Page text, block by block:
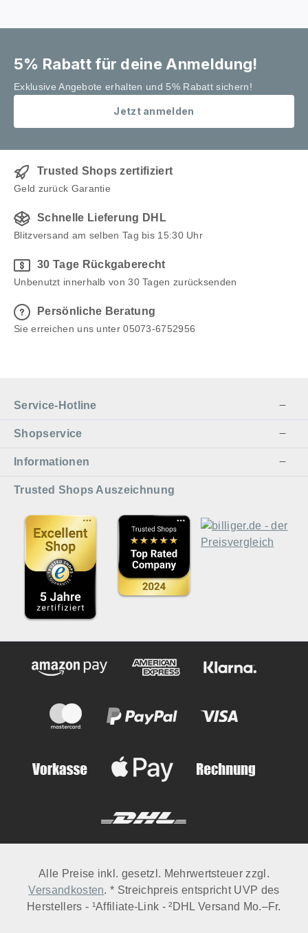
5% Rabatt für deine Anmeldung!
Exklusive Angebote erhalten und 5% Rabatt sichern!
Jetzt anmelden
Trusted Shops zertifiziert
Geld zurück Garantie
Schnelle Lieferung DHL
Blitzversand am selben Tag bis 15:30 Uhr
30 Tage Rückgaberecht
Unbenutzt innerhalb von 30 Tagen zurücksenden
Persönliche Beratung
Sie erreichen uns unter 05073-6752956
Service-Hotline
Shopservice
Informationen
Trusted Shops Auszeichnung
Alle Preise inkl. gesetzl. Mehrwertsteuer zzgl.
Versandkosten. * Streichpreis entspricht UVP des
Herstellers - ¹Affiliate-Link - ²DHL Versand Mo.–Fr.